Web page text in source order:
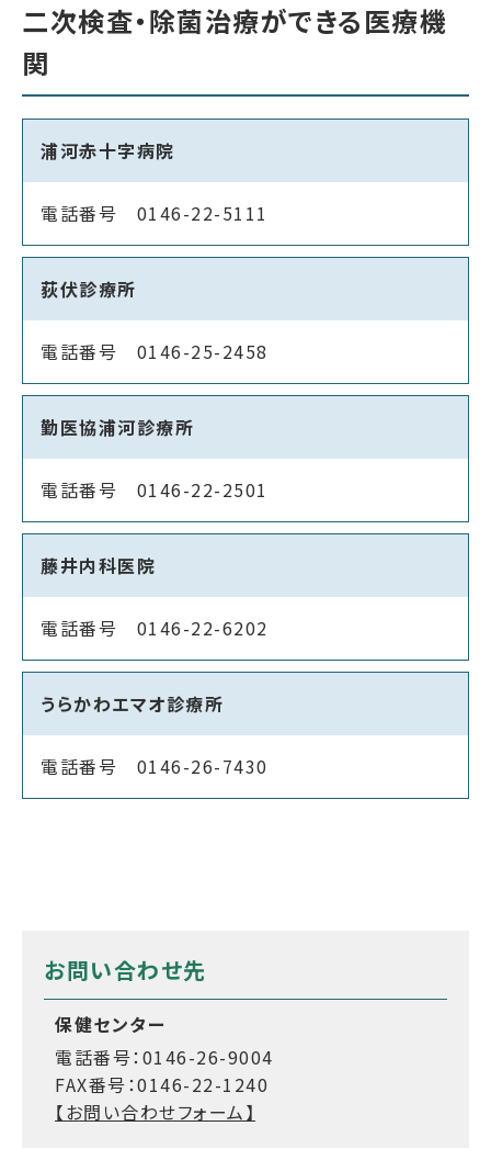
二次検査・除菌治療ができる医療機
関
浦河赤十字病院
電話番号 0146-22-5111
荻伏診療所
電話番号 0146-25-2458
勤医協浦河診療所
電話番号 0146-22-2501
藤井内科医院
電話番号 0146-22-6202
うらかわエマオ診療所
電話番号 0146-26-7430
お問い合わせ先
保健センター
電話番号：0146-26-9004
FAX番号：0146-22-1240
【お問い合わせフォーム】